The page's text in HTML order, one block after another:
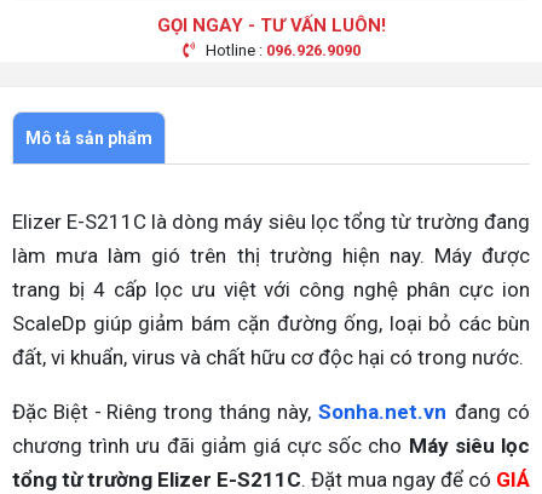
GỌI NGAY - TƯ VẤN LUÔN!
Hotline : 096.926.9090
Mô tả sản phẩm
Elizer E-S211C là dòng máy siêu lọc tổng từ trường đang
làm mưa làm gió trên thị trường hiện nay. Máy được
trang bị 4 cấp lọc ưu việt với công nghệ phân cực ion
ScaleDp giúp giảm bám cặn đường ống, loại bỏ các bùn
đất, vi khuẩn, virus và chất hữu cơ độc hại có trong nước.
Đặc Biệt - Riêng trong tháng này, Sonha.net.vn đang có
chương trình ưu đãi giảm giá cực sốc cho Máy siêu lọc
tổng từ trường Elizer E-S211C. Đặt mua ngay để có GIÁ